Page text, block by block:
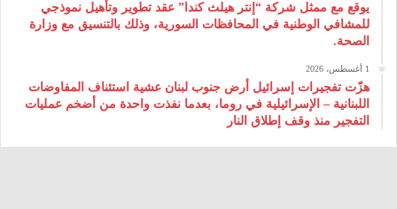
يوقع مع ممثل شركة “إنتر هيلث كندا” عقد تطوير وتأهيل نموذجي
للمشافي الوطنية في المحافظات السورية، وذلك بالتنسيق مع وزارة
الصحة.
1 أغسطس، 2026
هزّت تفجيرات إسرائيل أرض جنوب لبنان عشية استئناف المفاوضات
اللبنانية – الإسرائيلية في روما، بعدما نفذت واحدة من أضخم عمليات
التفجير منذ وقف إطلاق النار